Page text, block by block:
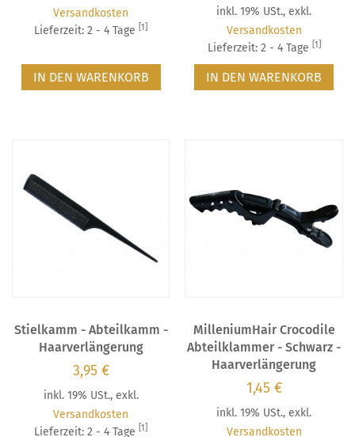
Versandkosten
Lieferzeit: 2 - 4 Tage [1]
IN DEN WARENKORB
inkl. 19% USt.,exkl.
Versandkosten
Lieferzeit: 2 - 4 Tage
[1]
IN DEN WARENKORB
Stielkamm - Abteilkamm -
Haarverlängerung
3,95 €
inkl. 19% USt., exkl.
Versandkosten
Lieferzeit: 2 - 4 Tage [1]
MilleniumHair Crocodile
Abteilklammer - Schwarz -
Haarverlängerung
1,45 €
inkl. 19% USt.,exkl.
Versandkosten